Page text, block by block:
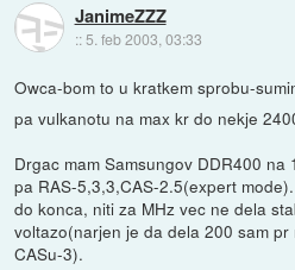
JanimeZZZ
:: 5. feb 2003, 03:33
Owca-bom to u kratkem sprobu-
pa vulkanotu na max kr do nekje
Drgac mam Samsungov DDR400 na
pa RAS-5,3,3,CAS-2.5(expert
do konca, niti za MHz vec ne dela
voltazo(narjen je da dela 200 sam
CASu-3).